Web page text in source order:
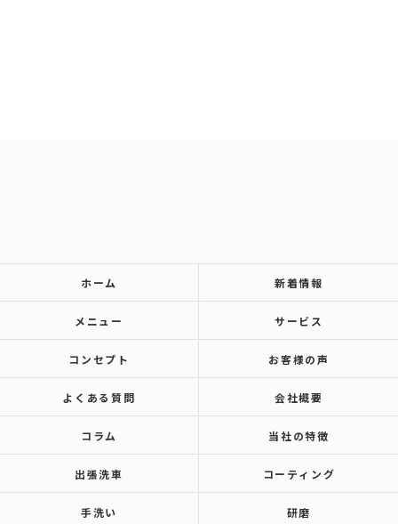
ホーム 新着情報
メニュー サービス
コンセプト お客様の声
よくある質問 会社概要
コラム 当社の特徴
出張洗車 コーティング
手洗い 研磨